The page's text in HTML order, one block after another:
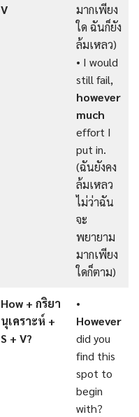
V
มากเพียง
ใด ฉันก็ยัง
ล้มเหลว)
• I would
still fail,
however
much
effort I
put in.
(ฉันยังคง
ล้มเหลว
ไม่ว่าฉัน
จะ
พยายาม
มากเพียง
ใดก็ตาม)
How + กริยา
นุเคราะห์ +
S + V?
•
However
did you
find this
spot to
begin
with?